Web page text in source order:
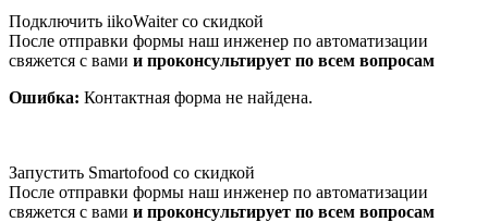
Подключить iikoWaiter со скидкой
После отправки формы наш инженер по автоматизации
свяжется с вами и проконсультирует по всем вопросам
Ошибка: Контактная форма не найдена.
Запустить Smartofood со скидкой
После отправки формы наш инженер по автоматизации
свяжется с вами и проконсультирует по всем вопросам